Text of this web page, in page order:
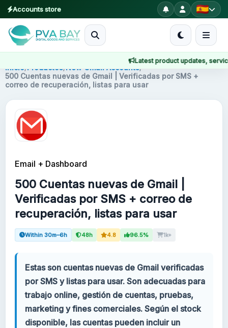
Accounts store
Latest product updates, service
MENU
Productos
Blog
About
2FA
FAQ
Contact
CATEGORÍAS
Google Voice
Inicio/Productos/New Gmail Accounts/
500 Cuentas nuevas de Gmail | Verificadas por SMS +
correo de recuperación, listas para usar
Email + Dashboard
500 Cuentas nuevas de Gmail |
Verificadas por SMS + correo de
recuperación, listas para usar
Within 30m–6h 48h 4.8 96.5% 1k+
Estas son cuentas nuevas de Gmail verificadas
por SMS y listas para usar. Son adecuadas para
trabajo online, gestión de cuentas, pruebas,
marketing y fines comerciales. Según el stock
disponible, las cuentas pueden incluir un